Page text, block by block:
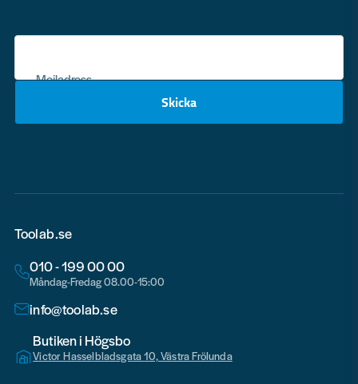
Mejladress
Skicka
Toolab.se
010 - 199 00 00
Måndag-Fredag 08.00-15:00
info@toolab.se
Butiken i Högsbo
Victor Hasselbladsgata 10, Västra Frölunda